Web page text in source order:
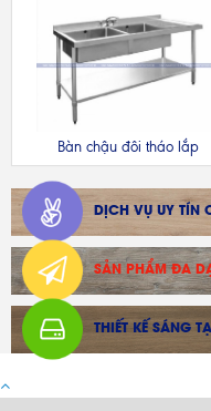
Bàn chậu đôi tháo lắp
DỊCH VỤ UY TÍN
SẢN PHẨM ĐA
THIẾT KẾ SÁNG